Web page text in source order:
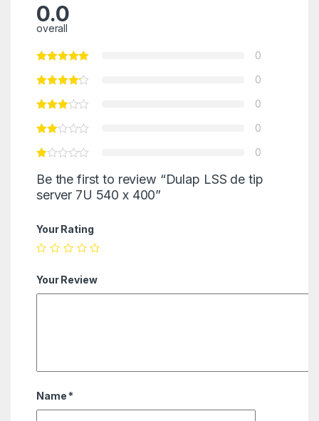
0.0
overall
0
0
0
0
0
Be the first to review “Dulap LSS de tip
server 7U 540 x 400”
Your Rating
Your Review
Name *